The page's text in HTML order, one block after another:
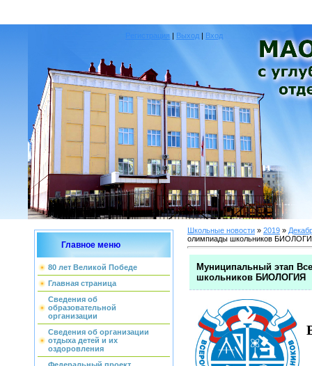
Регистрация | Выход | Вход
Главное меню
80 лет Великой Победе
Главная страница
Сведения об
образовательной
организации
Сведения об организации
отдыха детей и их
оздоровления
Школьные новости » 2019 »
олимпиады школьников
Муниципальный этап
школьников БИОЛОГИЯ